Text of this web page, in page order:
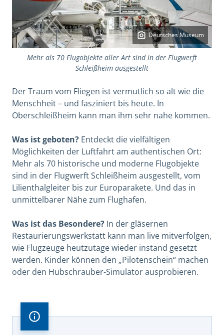
Deutsches Museum
Mehr als 70 Flugobjekte aller Art sind in der Flugwerft
Schleißheim ausgestellt
Der Traum vom Fliegen ist vermutlich so alt wie die
Menschheit – und fasziniert bis heute. In
Oberschleißheim kann man ihm sehr nahe kommen.
Was ist geboten? Entdeckt die vielfältigen
Möglichkeiten der Luftfahrt am authentischen Ort:
Mehr als 70 historische und moderne Flugobjekte
sind in der Flugwerft Schleißheim ausgestellt, vom
Lilienthalgleiter bis zur Europarakete. Und das in
unmittelbarer Nähe zum Flughafen.
Was ist das Besondere? In der gläsernen
Restaurierungswerkstatt kann man live mitverfolgen,
wie Flugzeuge heutzutage wieder instand gesetzt
werden. Kinder können den „Pilotenschein“ machen
oder den Hubschrauber-Simulator ausprobieren.